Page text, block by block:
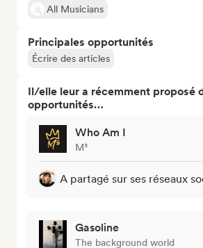
All Musicians
Principales opportunités
Écrire des articles
Il/elle leur a récemment proposé
opportunités…
Who Am I
M³
A partagé sur ses réseaux
Gasoline
The background world